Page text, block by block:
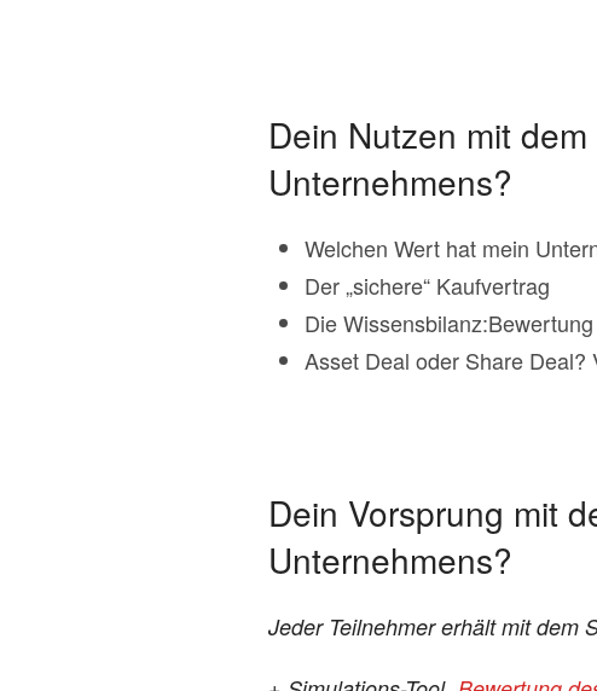
Dein Nutzen mit
Unternehmens?
Welchen Wert hat mein
Der „sichere“ Kaufvertrag
Die
Asset Deal oder Share
Dein Vorsprung mit
Unternehmens?
Jeder Teilnehmer erhält mit dem